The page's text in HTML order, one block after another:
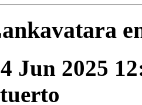
Jun 2025